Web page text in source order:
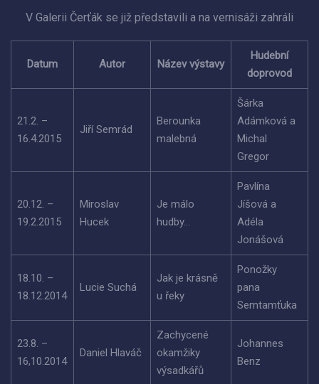
V Galerii Čerťák se již představili a na vernisáži zahráli
Datum Autor Název výstavy
Hudební
doprovod
21.2. –
16.4.2015
Jiří Semrád
Berounka
malebná
Šárka
Adámková a
Michal
Gregor
20.12. –
19.2.2015
Miroslav
Hucek
Je málo
hudby…
Pavlína
Jíšová a
Adéla
Jonášová
18.10. –
18.12.2014
Lucie Suchá
Jak je krásně
u řeky
Ponožky
pana
Semtamťuka
23.8. –
16,10.2014
Daniel Hlaváč
Zachycené
okamžiky
výsadkářů
Johannes
Benz